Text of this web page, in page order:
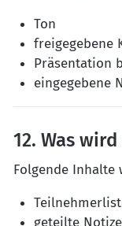
Ton
freigegebene
Präsentation
eingegebene
12. Was
Folgende Inhalte
geteilte